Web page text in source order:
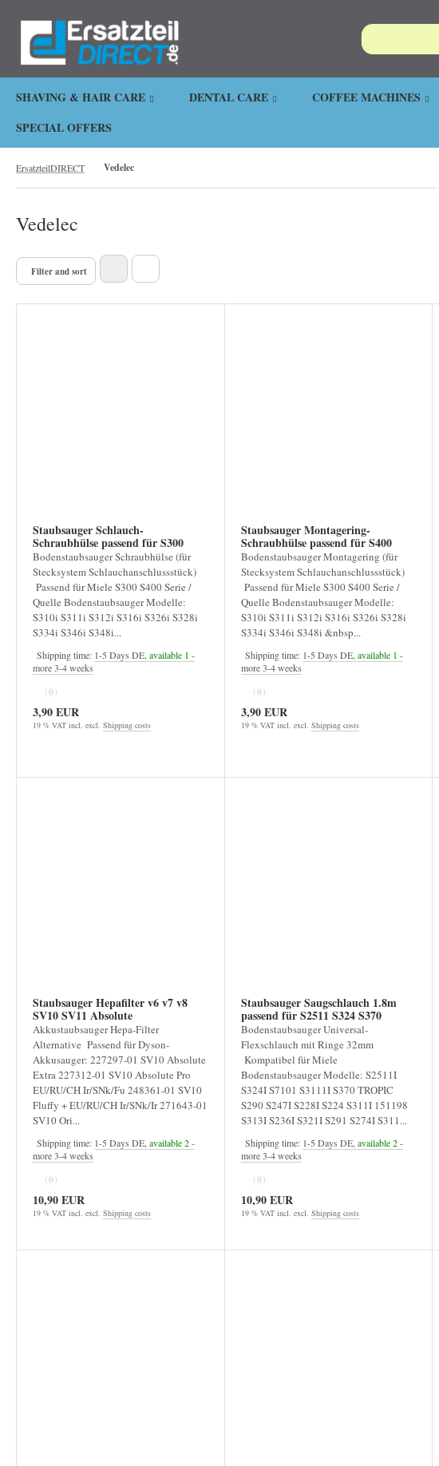
.
SHAVING & HAIR CARE DENTAL CARE COFFEE MACHINES
SPECIAL OFFERS
ErsatzteilDIRECT Vedelec
Vedelec
Filter and sort
Staubsauger Schlauch-
Schraubhülse passend für S300
S400
Bodenstaubsauger Schraubhülse (für
Stecksystem Schlauchanschlussstück)
Passend für Miele S300 S400 Serie /
Quelle Bodenstaubsauger Modelle:
S310i S311i S312i S316i S326i S328i
S334i S346i S348i...
Shipping time: 1-5 Days DE, available 1 -
more 3-4 weeks
(0)
3,90 EUR
19 % VAT incl. excl. Shipping costs
Staubsauger Montagering-
Schraubhülse passend für S400
S300
Bodenstaubsauger Montagering (für
Stecksystem Schlauchanschlussstück)
Passend für Miele S300 S400 Serie /
Quelle Bodenstaubsauger Modelle:
S310i S311i S312i S316i S326i S328i
S334i S346i S348i &nbsp...
Shipping time: 1-5 Days DE, available 1 -
more 3-4 weeks
(0)
3,90 EUR
19 % VAT incl. excl. Shipping costs
Staubsauger Hepafilter v6 v7 v8
SV10 SV11 Absolute
Akkustaubsauger Hepa-Filter
Alternative Passend für Dyson-
Akkusauger: 227297-01 SV10 Absolute
Extra 227312-01 SV10 Absolute Pro
EU/RU/CH Ir/SNk/Fu 248361-01 SV10
Fluffy + EU/RU/CH Ir/SNk/Ir 271643-01
SV10 Ori...
Shipping time: 1-5 Days DE, available 2-
more 3-4 weeks
(0)
10,90 EUR
19 % VAT incl. excl. Shipping costs
Staubsauger Saugschlauch 1.8m
passend für S2511 S324 S370
Bodenstaubsauger Universal-
Flexschlauch mit Ringe 32mm
Kompatibel für Miele
Bodenstaubsauger Modelle: S2511I
S324I S7101 S3111I S370 TROPIC
S290 S247I S228I S224 S311I 151198
S313I S236I S321I S291 S274I S311...
Shipping time: 1-5 Days DE, available 2-
more 3-4 weeks
(0)
10,90 EUR
19 % VAT incl. excl. Shipping costs